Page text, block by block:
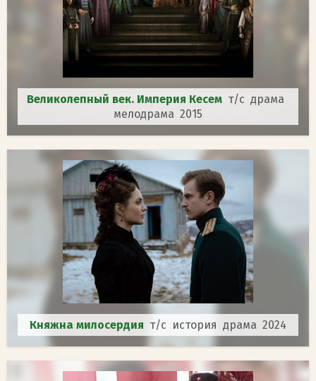
Великолепный век. Империя Кесем т/с драма
мелодрама 2015
Княжна милосердия т/с история драма 2024